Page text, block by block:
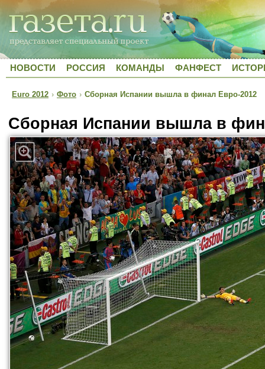
НОВОСТИ РОССИЯ КОМАНДЫ ФАНФЕСТ
Euro 2012 › Фото › Сборная Испании вышла в финал Евро-2012
Сборная Испании вышла в